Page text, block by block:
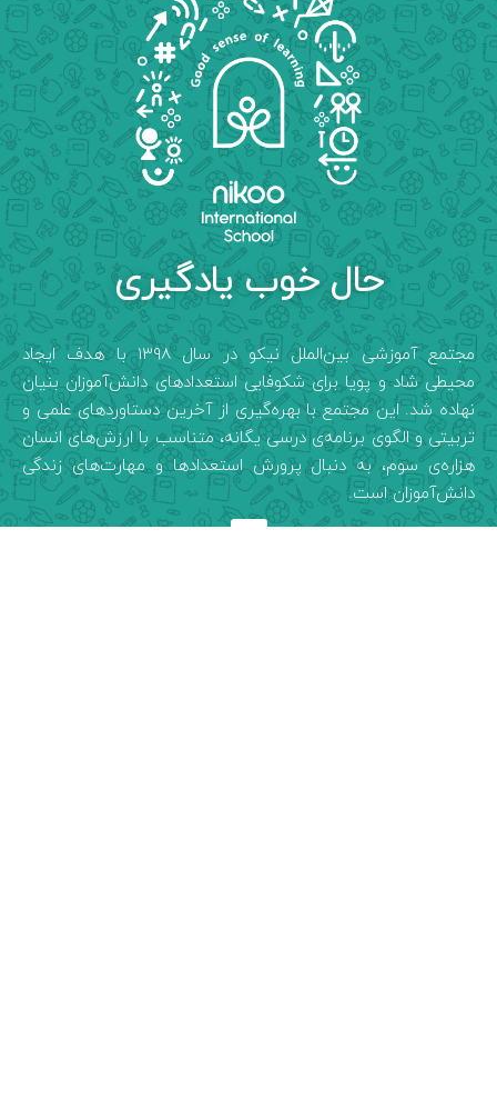
حال خوب یادگیری
مجتمع آموزشی بین‌الملل نیکو در سال ۱۳۹۸ با هدف ایجاد
محیطی شاد و پویا برای شکوفایی استعدادهای دانش‌آموزان بنیان
نهاده شد. این مجتمع با بهره‌گیری از آخرین دستاوردهای علمی و
تربیتی و الگوی برنامه‌ی درسی یگانه، متناسب با ارزش‌های انسان
هزاره‌ی سوم، به دنبال پرورش استعدادها و مهارت‌های زندگی
دانش‌آموزان است.